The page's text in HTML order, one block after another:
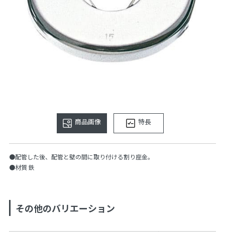
商品画像 特長
●配管した後、配管と壁の間に取り付ける割り座金。
●材質 鉄
その他のバリエーション